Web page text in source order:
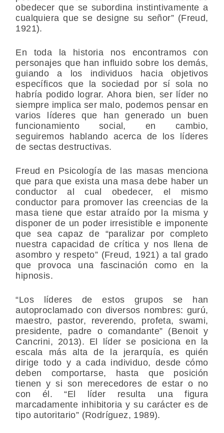
obedecer que se subordina instintivamente a
cualquiera que se designe su señor” (Freud,
1921).
En toda la historia nos encontramos con
personajes que han influido sobre los demás,
guiando a los individuos hacia objetivos
específicos que la sociedad por sí sola no
habría podido lograr. Ahora bien, ser líder no
siempre implica ser malo, podemos pensar en
varios líderes que han generado un buen
funcionamiento social, en cambio,
seguiremos hablando acerca de los líderes
de sectas destructivas.
Freud en Psicología de las masas menciona
que para que exista una masa debe haber un
conductor al cual obedecer, el mismo
conductor para promover las creencias de la
masa tiene que estar atraído por la misma y
disponer de un poder irresistible e imponente
que sea capaz de “paralizar por completo
nuestra capacidad de crítica y nos llena de
asombro y respeto” (Freud, 1921) a tal grado
que provoca una fascinación como en la
hipnosis.
“Los líderes de estos grupos se han
autoproclamado con diversos nombres: gurú,
maestro, pastor, reverendo, profeta, swami,
presidente, padre o comandante” (Benoit y
Cancrini, 2013). El líder se posiciona en la
escala más alta de la jerarquía, es quién
dirige todo y a cada individuo, desde cómo
deben comportarse, hasta que posición
tienen y si son merecedores de estar o no
con él. “El líder resulta una figura
marcadamente inhibitoria y su carácter es de
tipo autoritario” (Rodríguez, 1989).